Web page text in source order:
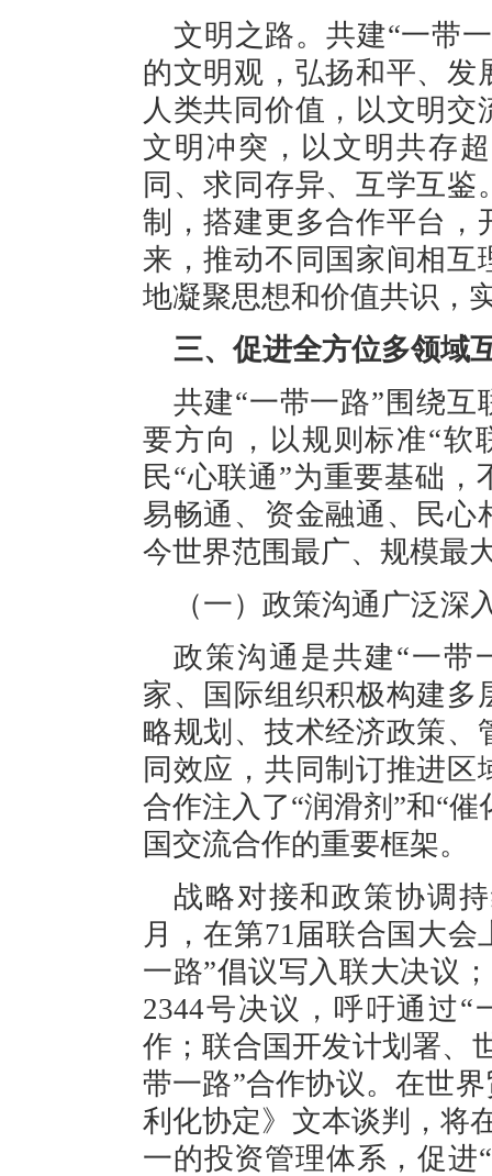
文明之路。共建“一带
的文明观，弘扬和平、发
人类共同价值，以文明
文明冲突，以文明共存
同、求同存异、互学互
制，搭建更多合作平台，
来，推动不同国家间相互
地凝聚思想和价值共识，
三、促进全方位多领域
共建“一带一路”围绕互
要方向，以规则标准“软
民“心联通”为重要基础
易畅通、资金融通、民心
今世界范围最广、规模最
（一）政策沟通广泛深
政策沟通是共建“一带
家、国际组织积极构建多
略规划、技术经济政策、
同效应，共同制订推进
合作注入了“润滑剂”和“
国交流合作的重要框架。
战略对接和政策协调
月，在第71届联合国大
一路”倡议写入联大决议
2344号决议，呼吁通过
作；联合国开发计划署、
带一路”合作协议。在世
利化协定》文本谈判，将
一的投资管理体系，促进